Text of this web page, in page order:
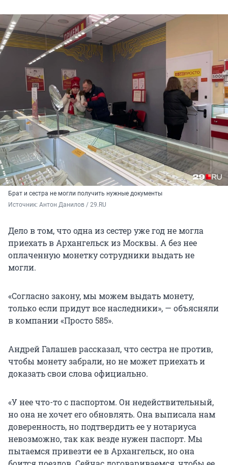
Брат и сестра не могли получить нужные документы
Источник: Антон Данилов / 29.RU
Дело в том, что одна из сестер уже год не могла
приехать в Архангельск из Москвы. А без нее
оплаченную монетку сотрудники выдать не
могли.
«Согласно закону, мы можем выдать монету,
только если придут все наследники», — объясняли
в компании «Просто 585».
Андрей Галашев рассказал, что сестра не против,
чтобы монету забрали, но не может приехать и
доказать свои слова официально.
«У нее что-то с паспортом. Он недействительный,
но она не хочет его обновлять. Она выписала нам
доверенность, но подтвердить ее у нотариуса
невозможно, так как везде нужен паспорт. Мы
пытаемся привезти ее в Архангельск, но она